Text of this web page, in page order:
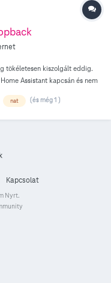
tökéletesen kiszolgált eddig.
Assistant kapcsán és nem
nat (és még 1 )
Kapcsolat
Nyrt.